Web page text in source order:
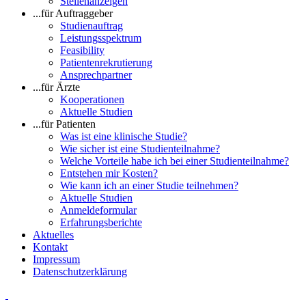
...für Auftraggeber
Studienauftrag
Leistungsspektrum
Feasibility
Patientenrekrutierung
Ansprechpartner
...für Ärzte
Kooperationen
Aktuelle Studien
...für Patienten
Was ist eine klinische Studie?
Wie sicher ist eine Studienteilnahme?
Welche Vorteile habe ich bei einer Studienteilnahme?
Entstehen mir Kosten?
Wie kann ich an einer Studie teilnehmen?
Aktuelle Studien
Anmeldeformular
Erfahrungsberichte
Aktuelles
Kontakt
Impressum
Datenschutzerklärung